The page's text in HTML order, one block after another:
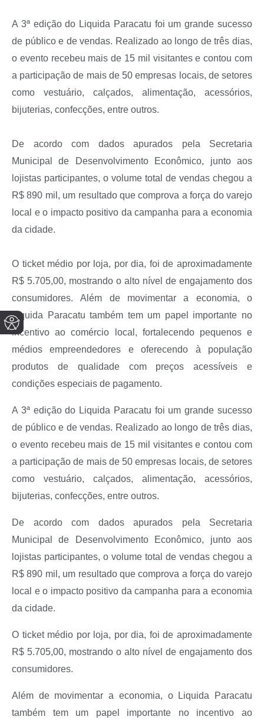
A 3ª edição do Liquida Paracatu foi um grande sucesso
de público e de vendas. Realizado ao longo de três dias,
o evento recebeu mais de 15 mil visitantes e contou com
a participação de mais de 50 empresas locais, de setores
como vestuário, calçados, alimentação, acessórios,
bijuterias, confecções, entre outros.
De acordo com dados apurados pela Secretaria
Municipal de Desenvolvimento Econômico, junto aos
lojistas participantes, o volume total de vendas chegou a
R$ 890 mil, um resultado que comprova a força do varejo
local e o impacto positivo da campanha para a economia
da cidade.
O ticket médio por loja, por dia, foi de aproximadamente
R$ 5.705,00, mostrando o alto nível de engajamento dos
consumidores. Além de movimentar a economia, o
Liquida Paracatu também tem um papel importante no
incentivo ao comércio local, fortalecendo pequenos e
médios empreendedores e oferecendo à população
produtos de qualidade com preços acessíveis e
condições especiais de pagamento.
A 3ª edição do Liquida Paracatu foi um grande sucesso
de público e de vendas. Realizado ao longo de três dias,
o evento recebeu mais de 15 mil visitantes e contou com
a participação de mais de 50 empresas locais, de setores
como vestuário, calçados, alimentação, acessórios,
bijuterias, confecções, entre outros.
De acordo com dados apurados pela Secretaria
Municipal de Desenvolvimento Econômico, junto aos
lojistas participantes, o volume total de vendas chegou a
R$ 890 mil, um resultado que comprova a força do varejo
local e o impacto positivo da campanha para a economia
da cidade.
O ticket médio por loja, por dia, foi de aproximadamente
R$ 5.705,00, mostrando o alto nível de engajamento dos
consumidores.
Além de movimentar a economia, o Liquida Paracatu
também tem um papel importante no incentivo ao